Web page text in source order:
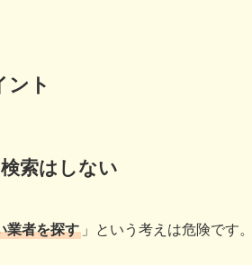
ント
索はしない
業者を探す 」という考えは危険です